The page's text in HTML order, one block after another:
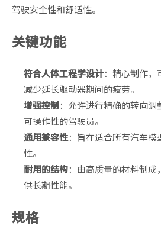
驾驶安全性和舒适性。
关键功能
符合人体工程学设计：精心制作，
减少延长驱动器期间的疲劳。
增强控制：允许进行精确的转向
可操作性的驾驶员。
通用兼容性：旨在适合所有汽车
性。
耐用的结构：由高质量的材料制
供长期性能。
规格